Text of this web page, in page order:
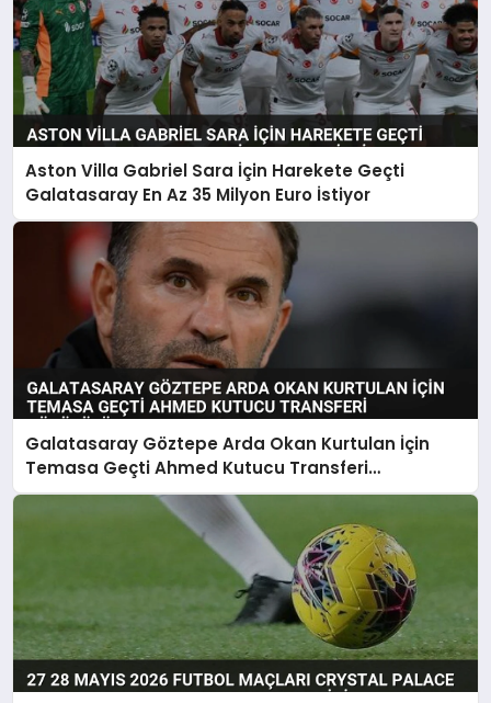
Aston Villa Gabriel Sara İçin Harekete Geçti
Galatasaray En Az 35 Milyon Euro İstiyor
Galatasaray Göztepe Arda Okan Kurtulan İçin
Temasa Geçti Ahmed Kutucu Transferi
Görüşülüyor